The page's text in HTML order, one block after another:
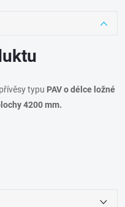
typu PAV o délce ložné
4200 mm.